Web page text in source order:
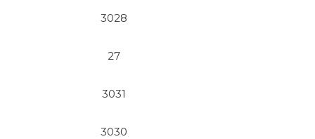
3028
27
3031
3030